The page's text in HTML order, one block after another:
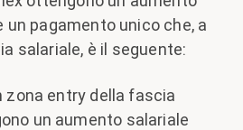
un pagamento unico che, a
salariale, è il seguente:
zona entry della fascia
un aumento salariale